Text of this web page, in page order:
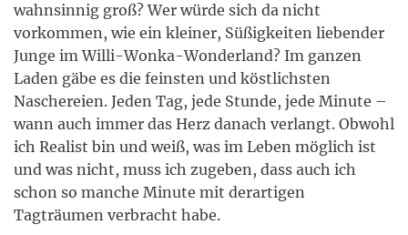
wahnsinnig groß? Wer würde sich da nicht
vorkommen, wie ein kleiner, Süßigkeiten liebender
Junge im Willi-Wonka-Wonderland? Im ganzen
Laden gäbe es die feinsten und köstlichsten
Naschereien. Jeden Tag, jede Stunde, jede Minute –
wann auch immer das Herz danach verlangt. Obwohl
ich Realist bin und weiß, was im Leben möglich ist
und was nicht, muss ich zugeben, dass auch ich
schon so manche Minute mit derartigen
Tagträumen verbracht habe.